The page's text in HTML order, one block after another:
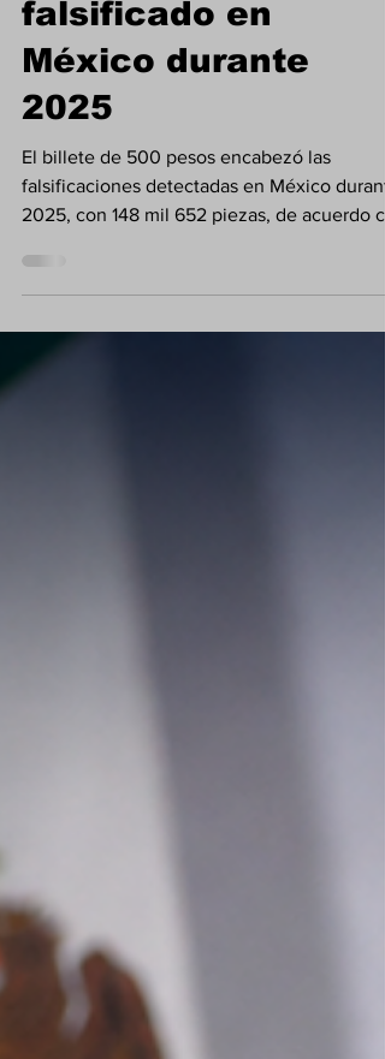
falsificado en
México durante
2025
El billete de 500 pesos encabezó las
falsificaciones detectadas en México
2025, con 148 mil 652 piezas, de acuerdo